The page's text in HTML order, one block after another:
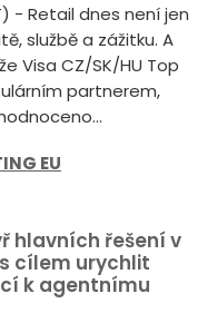
- Retail dnes není jen
službě a zážitku. A
Visa CZ/SK/HU Top
partnerem,
EU
hlavních řešení v
cílem urychlit
k agentnímu